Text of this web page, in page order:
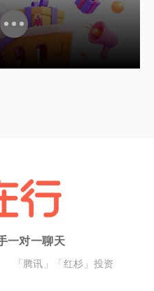
一对一聊天
「腾讯」「红杉」投资